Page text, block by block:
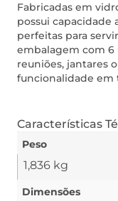
Fabricadas em
possui capacidade
perfeitas para
embalagem com 6
reuniões, jantares
funcionalidade em
Características
Peso
1,836 kg
Dimensões